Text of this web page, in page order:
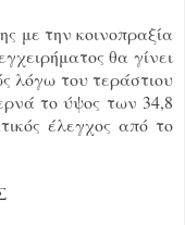
με την κοινοπραξία
θα γίνει
λόγω του τεράστιου
το ύψος των 34,8
έλεγχος από το